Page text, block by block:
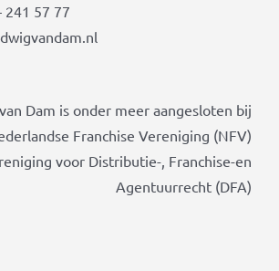
241 57 77
Dam is onder meer aangesloten bij
Franchise Vereniging (NFV)
voor Distributie-, Franchise-en
Agentuurrecht (DFA)